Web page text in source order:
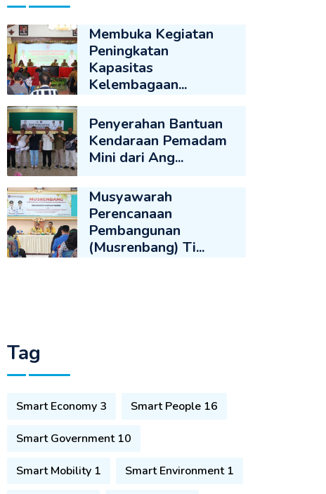
Membuka Kegiatan
Peningkatan
Kapasitas
Kelembagaan...
Penyerahan Bantuan
Kendaraan Pemadam
Mini dari Ang...
Musyawarah
Perencanaan
Pembangunan
(Musrenbang) Ti...
Tag
Smart Economy 3 Smart People 16
Smart Government 10
Smart Mobility 1 Smart Environment 1